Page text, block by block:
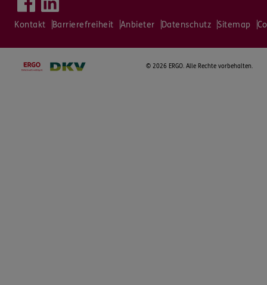
Kontakt Barrierefreiheit Anbieter Datenschutz Sitemap
© 2026 ERGO. Alle Rechte vorbehalten.